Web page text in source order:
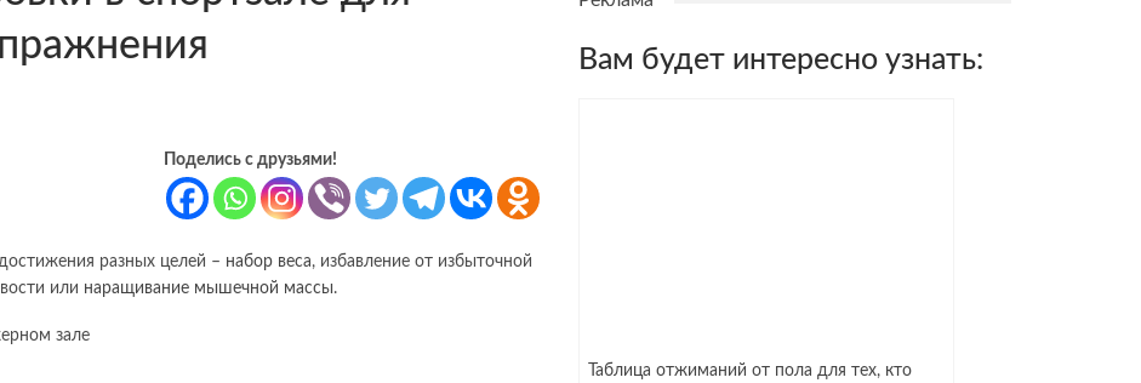
Поделись с друзьями!
разных целей – набор веса, избавление от избыточной
или наращивание мышечной массы.
Вам будет интересно узнать:
Таблица отжиманий от пола для тех, кто